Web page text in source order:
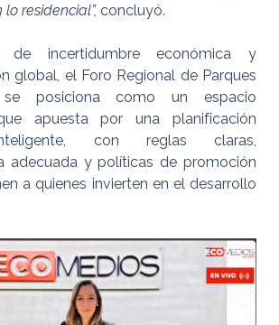
residencial”, concluyó.
de incertidumbre económica y
global, el Foro Regional de Parques
se posiciona como un espacio
apuesta por una planificación
con reglas claras,
adecuada y políticas de promoción
a quienes invierten en el desarrollo